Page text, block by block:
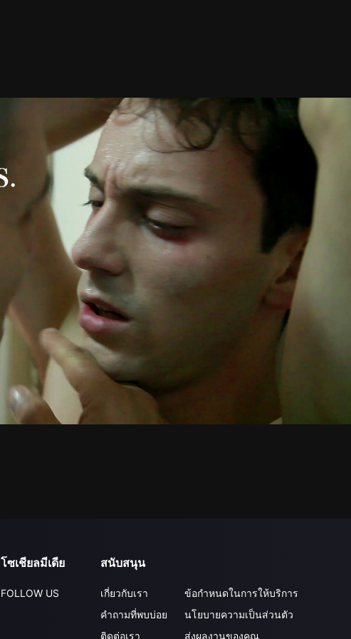
โซเชียลมีเดีย
FOLLOW US
สนับสนุน
เกี่ยวกับเรา
คำถามที่พบบ่อย
ติดต่อเรา
ข้อกำหนดในการให้บริการ
นโยบายความเป็นส่วนตัว
ส่งผลงานของคุณ